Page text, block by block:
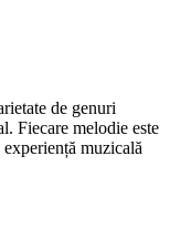
de genuri
Fiecare melodie este
muzicală